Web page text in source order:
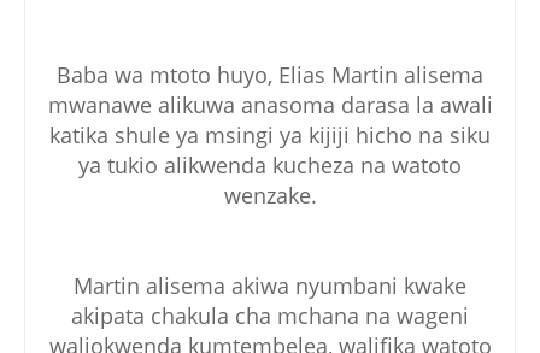
Baba wa mtoto huyo, Elias Martin alisema
mwanawe alikuwa anasoma darasa la awali
katika shule ya msingi ya kijiji hicho na siku
ya tukio alikwenda kucheza na watoto
wenzake.
Martin alisema akiwa nyumbani kwake
akipata chakula cha mchana na wageni
waliokwenda kumtembelea, walifika watoto